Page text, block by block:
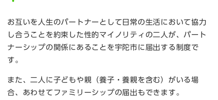
お互いを人生のパートナーとして日常の生活において協力
し合うことを約束した性的マイノリティの二人が、パート
ナーシップの関係にあることを宇陀市に届出する制度で
す。
また、二人に子どもや親（養子・養親を含む）がいる場
合、あわせてファミリーシップの届出もできます。